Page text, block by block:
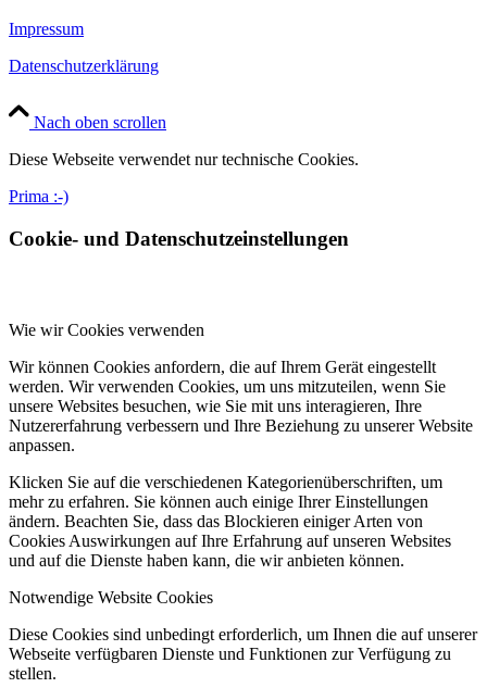
Impressum
Datenschutzerklärung
Nach oben scrollen
Diese Webseite verwendet nur technische Cookies.
Prima :-)
Cookie- und Datenschutzeinstellungen
Wie wir Cookies verwenden
Wir können Cookies anfordern, die auf Ihrem Gerät eingestellt
werden. Wir verwenden Cookies, um uns mitzuteilen, wenn Sie
unsere Websites besuchen, wie Sie mit uns interagieren, Ihre
Nutzererfahrung verbessern und Ihre Beziehung zu unserer Website
anpassen.
Klicken Sie auf die verschiedenen Kategorienüberschriften, um
mehr zu erfahren. Sie können auch einige Ihrer Einstellungen
ändern. Beachten Sie, dass das Blockieren einiger Arten von
Cookies Auswirkungen auf Ihre Erfahrung auf unseren Websites
und auf die Dienste haben kann, die wir anbieten können.
Notwendige Website Cookies
Diese Cookies sind unbedingt erforderlich, um Ihnen die auf unserer
Webseite verfügbaren Dienste und Funktionen zur Verfügung zu
stellen.